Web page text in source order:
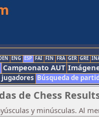
ENG ESP FAI FIN FRA GER GRE
Campeonato AUT
jugadores Búsqueda de
de Chess
y minúsculas. Al